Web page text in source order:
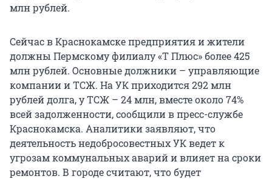
млн рублей.
Сейчас в Краснокамске предприятия и жители
должны Пермскому филиалу «Т Плюс» более 425
млн рублей. Основные должники – управляющие
компании и ТСЖ. На УК приходится 292 млн
рублей долга, у ТСЖ – 24 млн, вместе около 74%
всей задолженности, сообщили в пресс-службе
Краснокамска. Аналитики заявляют, что
деятельность недобросовестных УК ведет к
угрозам коммунальных аварий и влияет на сроки
ремонтов. В городе считают, что будет